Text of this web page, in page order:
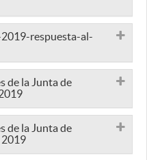
respuesta-al-
de la Junta de
de la Junta de